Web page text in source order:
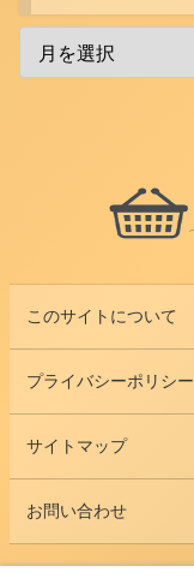
このサイトについて
プライバシーポリシー
サイトマップ
お問い合わせ